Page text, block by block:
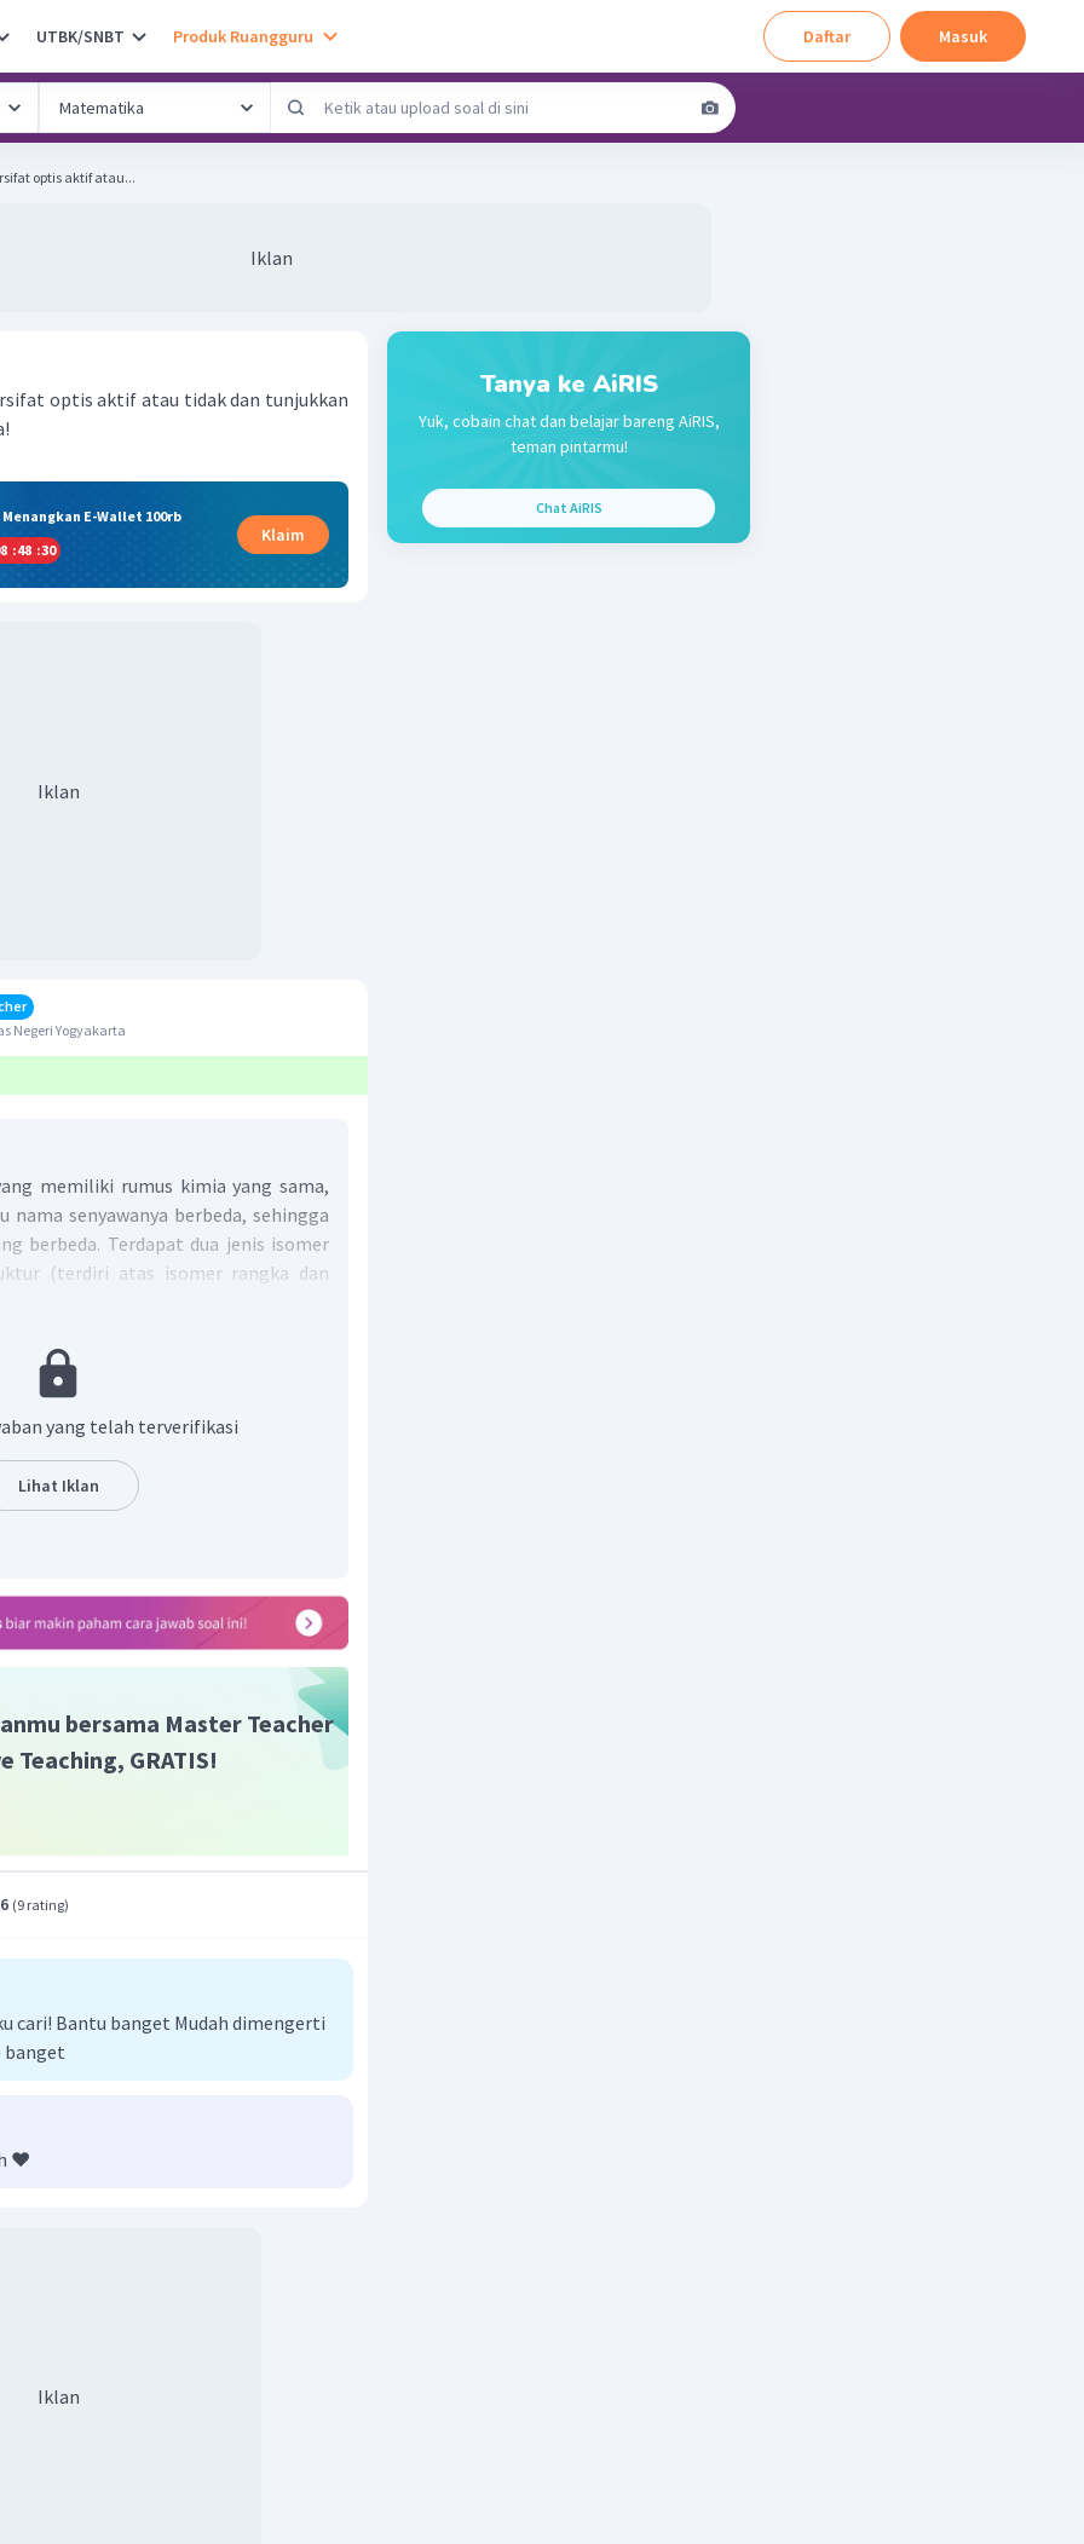
UTBK/SNBT Produk Ruangguru Daftar Masuk
optis aktif atau...
Iklan
optis aktif atau tidak dan tunjukkan
E-Wallet 100rb
:48 :30
Klaim
Iklan
Negeri Yogyakarta
memiliki rumus kimia yang sama,
senyawanya berbeda, sehingga
berbeda. Terdapat dua jenis isomer
(terdiri atas isomer rangka dan
isomer yang disebabkan oleh arah
cahaya. Zat-zatnya disebut dengan
polarisasi cahaya ke kanan (searah
dekstro(d) atau +, sedangkan zat yang
adalah adanya atom C asimetris.
C yang mengikat 4 atom/gugus
stuktur:
atom C asimetris atau atom C kiral
4 gugus berbeda yaitu metil,
bersifat optis aktif dengan
C nomor 2.
yang telah terverifikasi
Lihat Iklan
bersama Master Teacher
Teaching, GRATIS!
(9 rating)
cari! Bantu banget Mudah dimengerti
banget
❤️
Iklan
Tanya ke AiRIS
Yuk, cobain chat dan belajar bareng AiRIS,
teman pintarmu!
Chat AiRIS